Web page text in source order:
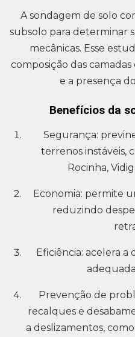
A sondagem de solo
subsolo para determinar
mecânicas. Esse
composição das
e a presença
Benefícios da
Segurança:
terrenos instáveis,
Rocinha,
Economia: permite
reduzindo
Eficiência: acelera
Prevenção de
recalques e
a deslizamentos,